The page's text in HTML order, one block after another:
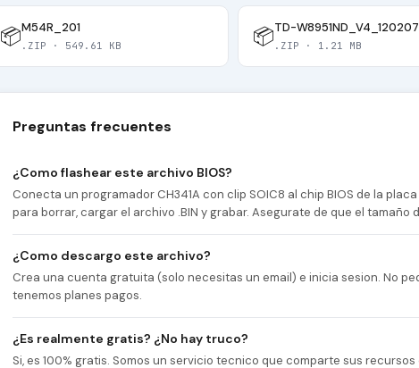
📦M54R_201
.ZIP · 549.61 KB 📦TD-W8951ND_V4_120207
.ZIP · 1.21 MB
Preguntas frecuentes
¿Como flashear este archivo BIOS?
Conecta un programador CH341A con clip SOIC8 al chip BIOS de la
para borrar, cargar el archivo .BIN y grabar. Asegurate de que el
¿Como descargo este archivo?
Crea una cuenta gratuita (solo necesitas un email) e inicia sesion. No
tenemos planes pagos.
¿Es realmente gratis? ¿No hay truco?
Si, es 100% gratis. Somos un servicio tecnico que comparte sus